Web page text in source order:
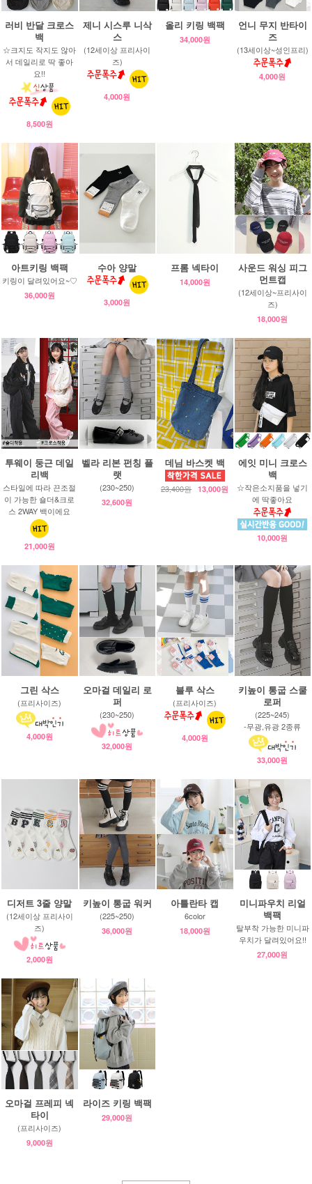
러비 반달 크로스
백
☆크지도 작지도 않아
서 데일리로 딱 좋아
요!!
8,500원
제니 시스루 니삭
스
(12세이상 프리사이
즈)
4,000원
올리 키링 백팩
34,000원
언니 무지 반타이
즈
(13세이상~성인프리)
4,000원
아트키링 백팩
키링이 달려있어요~♡
36,000원
수아 양말
3,000원
프롬 넥타이
14,000원
사운드 워싱 피그
먼트캡
(12세이상~프리사이
즈)
18,000원
투웨이 둥근 데일
리백
스타일에 따라 끈조절
이 가능한 숄더&크로
스 2WAY 백이에요
21,000원
벨라 리본 펀칭 플
랫
(230~250)
32,600원
데님 바스켓 백
23,400원 13,000원
에잇 미니 크로스
백
☆작은소지품을 넣기
에 딱좋아요
10,000원
그린 삭스
(프리사이즈)
4,000원
오마걸 데일리 로
퍼
(230~250)
32,000원
블루 삭스
(프리사이즈)
4,000원
키높이 통굽 스쿨
로퍼
(225~245)
-무광,유광 2종류
33,000원
디저트 3줄 양말
(12세이상 프리사이
즈)
2,000원
키높이 통굽 워커
(225~250)
36,000원
아틀란타 캡
6color
18,000원
미니파우치 리얼
백팩
탈부착 가능한 미니파
우치가 달려있어요!!
27,000원
오마걸 프레피 넥
타이
(프리사이즈)
9,000원
라이즈 키링 백팩
29,000원